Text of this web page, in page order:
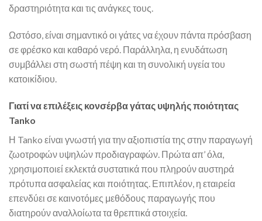
δραστηριότητα και τις ανάγκες τους.
Ωστόσο, είναι σημαντικό οι γάτες να έχουν πάντα πρόσβαση
σε φρέσκο και καθαρό νερό. Παράλληλα, η ενυδάτωση
συμβάλλει στη σωστή πέψη και τη συνολική υγεία του
κατοικίδιου.
Γιατί να επιλέξεις κονσέρβα γάτας υψηλής ποιότητας
Tanko
Η Tanko είναι γνωστή για την αξιοπιστία της στην παραγωγή
ζωοτροφών υψηλών προδιαγραφών. Πρώτα απ’ όλα,
χρησιμοποιεί εκλεκτά συστατικά που πληρούν αυστηρά
πρότυπα ασφαλείας και ποιότητας. Επιπλέον, η εταιρεία
επενδύει σε καινοτόμες μεθόδους παραγωγής που
διατηρούν αναλλοίωτα τα θρεπτικά στοιχεία.